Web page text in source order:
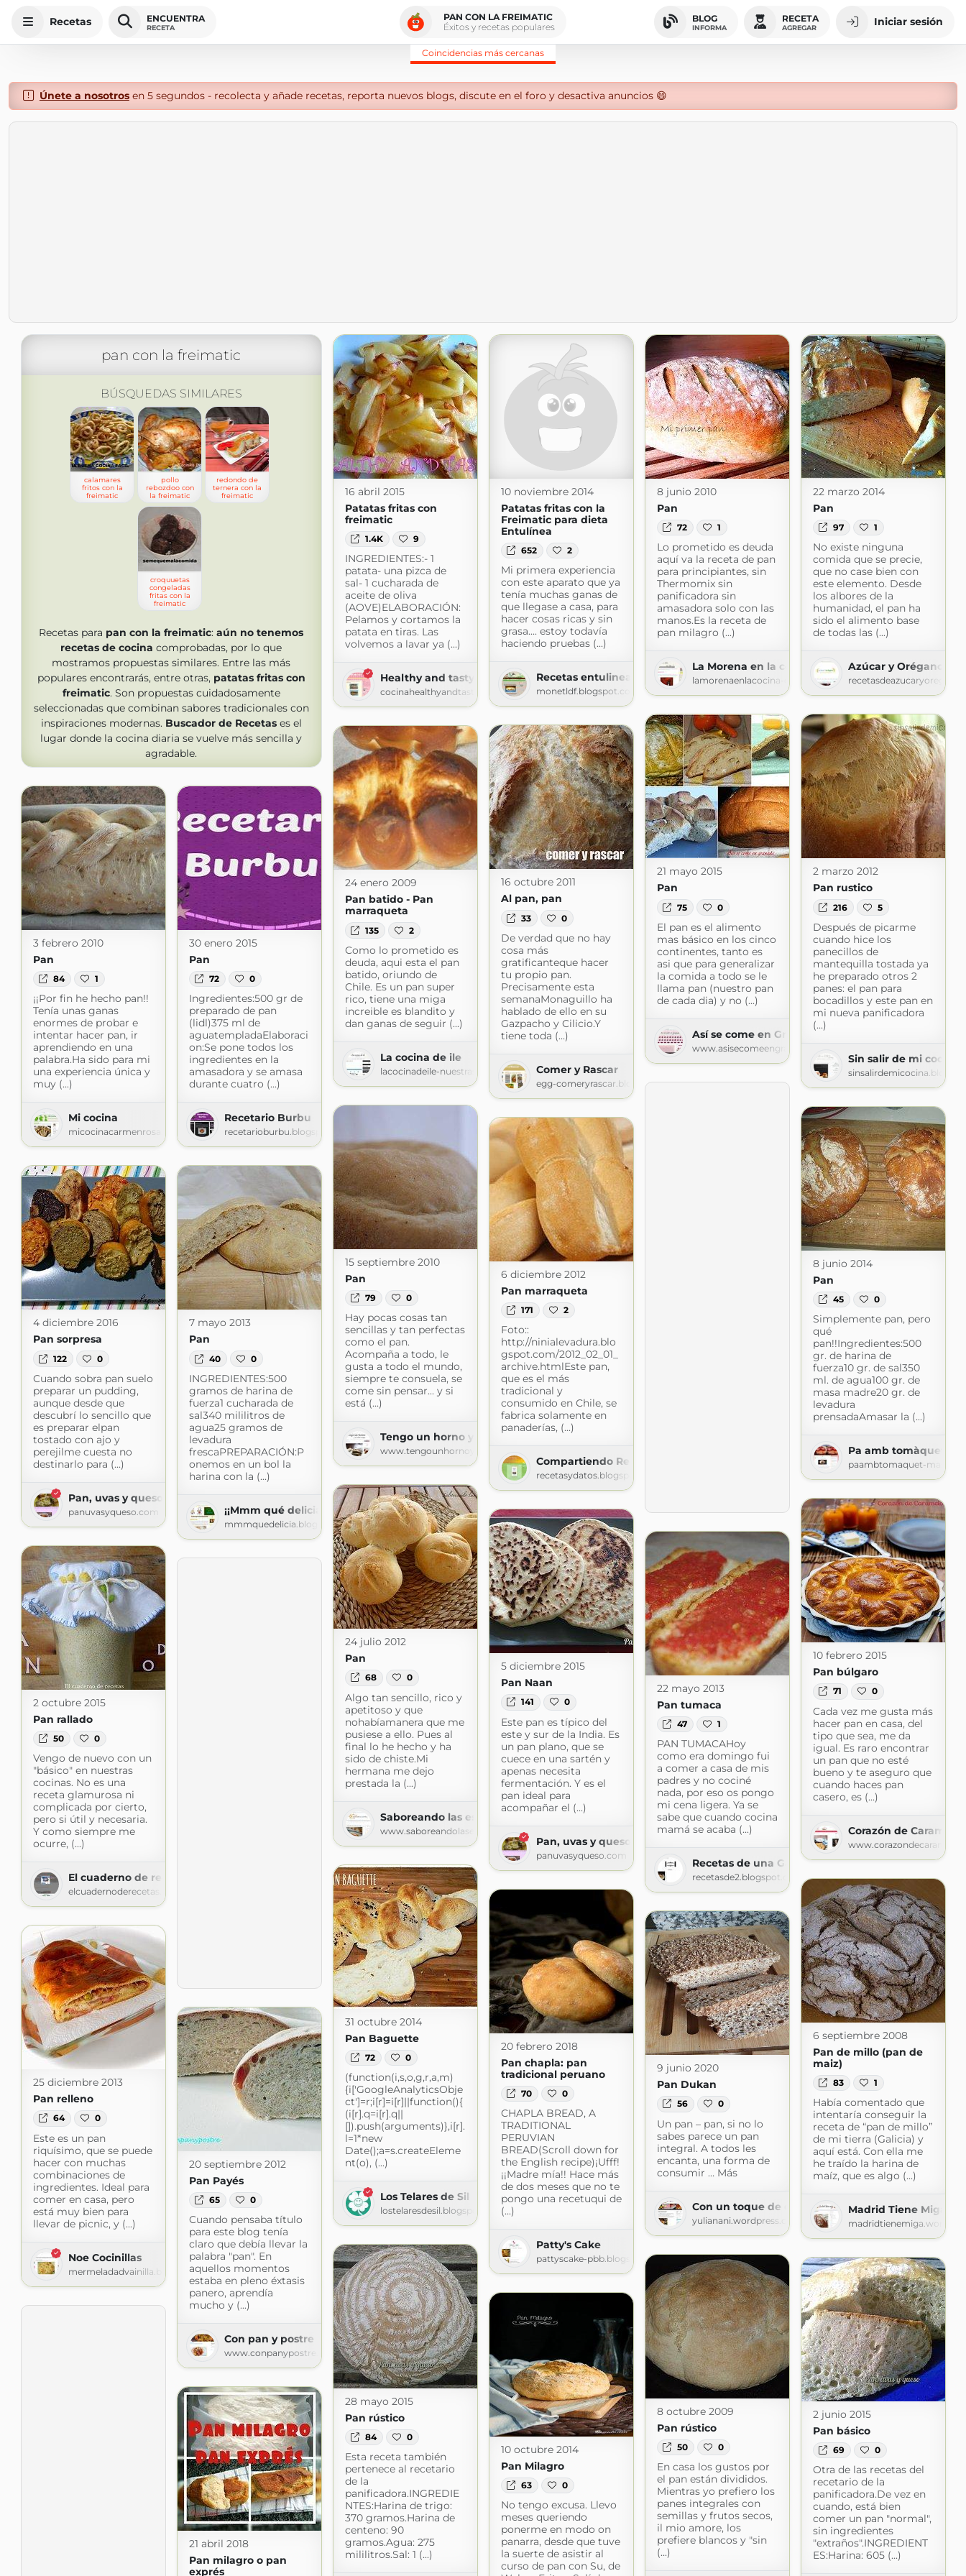
Recetas ENCUENTRA
RECETA
PAN CON LA FREIMATIC
Éxitos y recetas populares
BLOG
INFORMA
RECETA
AGREGAR Iniciar sesión
Coincidencias más cercanas
Únete a nosotrosen 5 segundos - recolecta y añade recetas, reporta nuevos blogs, discute en el foro y desactiva anuncios 😄
pan con la freimatic
BÚSQUEDAS SIMILARES
calamares
fritos con la
freimatic
pollo
rebozdoo con
la freimatic
redondo de
ternera con la
freimatic
croquuetas
congeladas
fritas con la
freimatic
Recetas para pan con la freimatic: aún no tenemos
recetas de cocina comprobadas, por lo que
mostramos propuestas similares. Entre las más
populares encontrarás, entre otras, patatas fritas con
freimatic. Son propuestas cuidadosamente
seleccionadas que combinan sabores tradicionales con
inspiraciones modernas. Buscador de Recetases el
lugar donde la cocina diaria se vuelve más sencilla y
agradable.
16 abril 2015
Patatas fritas con
freimatic
1.4K 9
INGREDIENTES:- 1
patata- una pizca de
sal- 1 cucharada de
aceite de oliva
(AOVE)ELABORACIÓN:
Pelamos y cortamos la
patata en tiras. Las
volvemos a lavar ya (...)
Healthy and tasty
cocinahealthyandtasty.blogspot.com
10 noviembre 2014
Patatas fritas con la
Freimatic para dieta
Entulínea
652 2
Mi primera experiencia
con este aparato que ya
tenía muchas ganas de
que llegase a casa, para
hacer cosas ricas y sin
grasa.... estoy todavía
haciendo pruebas (...)
Recetas entulinea de Monetldf
monetldf.blogspot.com
8 junio 2010
Pan
72 1
Lo prometido es deuda
aquí va la receta de pan
para principiantes, sin
Thermomix sin
panificadora sin
amasadora solo con las
manos.Es la receta de
pan milagro (...)
La Morena en la cocina ¡¡Que follón!!
lamorenaenlacocina-quefollon.blogspot.com
22 marzo 2014
Pan
97 1
No existe ninguna
comida que se precie,
que no case bien con
este elemento. Desde
los albores de la
humanidad, el pan ha
sido el alimento base
de todas las (...)
Azúcar y Orégano
21 mayo 2015
Pan
75 0
El pan es el alimento
mas básico en los cinco
continentes, tanto es
asi que para generalizar
la comida a todo se le
llama pan (nuestro pan
de cada dia) y no (...)
Así se come en Granada
www.asisecomeengranada.com
2 marzo 2012
Pan rustico
216 5
Después de picarme
cuando hice los
panecillos de
mantequilla tostada ya
he preparado otros 2
panes: el pan para
bocadillos y este pan en
mi nueva panificadora
(...)
Sin salir de mi cocina
16 octubre 2011
Al pan, pan
33 0
De verdad que no hay
cosa más
gratificanteque hacer
tu propio pan.
Precisamente esta
semanaMonaguillo ha
hablado de ello en su
Gazpacho y Cilicio.Y
tiene toda (...)
Comer y Rascar
egg-comeryrascar.blogspot.com
24 enero 2009
Pan batido - Pan
marraqueta
135 2
Como lo prometido es
deuda, aqui esta el pan
batido, oriundo de
Chile. Es un pan super
rico, tiene una miga
increible es blandito y
dan ganas de seguir (...)
La cocina de ile
lacocinadeile-nuestrasrecetas.blogspot.com
3 febrero 2010
Pan
84 1
¡¡Por fin he hecho pan!!
Tenía unas ganas
enormes de probar e
intentar hacer pan, ir
aprendiendo en una
palabra.Ha sido para mi
una experiencia única y
muy (...)
Mi cocina
micocinacarmenrosa.blogspot.com
30 enero 2015
Pan
72 0
Ingredientes:500 gr de
preparado de pan
(lidl)375 ml de
aguatempladaElaboraci
on:Se pone todos los
ingredientes en la
amasadora y se amasa
durante cuatro (...)
Recetario Burbu
recetarioburbu.blogspot.com
15 septiembre 2010
Pan
79 0
Hay pocas cosas tan
sencillas y tan perfectas
como el pan.
Acompaña a todo, le
gusta a todo el mundo,
siempre te consuela, se
come sin pensar... y si
está (...)
Tengo un horno y sé cómo usarlo | Recetas & fotos | Cocina paso a paso| Food | Spanish | Recipes
www.tengounhornoysecomousarlo.com
8 junio 2014
Pan
45 0
Simplemente pan, pero
qué
pan!!Ingredientes:500
gr. de harina de
fuerza10 gr. de sal350
ml. de agua100 gr. de
masa madre20 gr. de
levadura
prensadaAmasar la (...)
Pa amb tomàquet
paambtomaquet-
6 diciembre 2012
Pan marraqueta
171 2
Foto::
http://ninialevadura.blo
gspot.com/2012_02_01_
archive.htmlEste pan,
que es el más
tradicional y
consumido en Chile, se
fabrica solamente en
panaderías, (...)
Compartiendo Recetas
recetasydatos.blogspot.com
4 diciembre 2016
Pan sorpresa
122 0
Cuando sobra pan suelo
preparar un pudding,
aunque desde que
descubrí lo sencillo que
es preparar elpan
tostado con ajo y
perejilme cuesta no
destinarlo para (...)
Pan, uvas y queso saben a beso
panuvasyqueso.com
7 mayo 2013
Pan
40 0
INGREDIENTES:500
gramos de harina de
fuerza1 cucharada de
sal340 mililitros de
agua25 gramos de
levadura
frescaPREPARACIÓN:P
onemos en un bol la
harina con la (...)
¡¡Mmm qué delicia!!
mmmquedelicia.blogspot.com
24 julio 2012
Pan
68 0
Algo tan sencillo, rico y
apetitoso y que
nohabíamanera que me
pusiese a ello. Pues al
final lo he hecho y ha
sido de chiste.Mi
hermana me dejo
prestada la (...)
Saboreando las estrellas
www.saboreandolasestrellas.com
10 febrero 2015
Pan búlgaro
71 0
Cada vez me gusta más
hacer pan en casa, del
tipo que sea, me da
igual. Es raro encontrar
un pan que no esté
bueno y te aseguro que
cuando haces pan
casero, es (...)
Corazón de Caramelo
5 diciembre 2015
Pan Naan
141 0
Este pan es típico del
este y sur de la India. Es
un pan plano, que se
cuece en una sartén y
apenas necesita
fermentación. Y es el
pan ideal para
acompañar el (...)
Pan, uvas y queso saben a beso
panuvasyqueso.com
22 mayo 2013
Pan tumaca
47 1
PAN TUMACAHoy
como era domingo fui
a comer a casa de mis
padres y no cociné
nada, por eso os pongo
mi cena ligera. Ya se
sabe que cuando cocina
mamá se acaba (...)
Recetas de una Gatita Enamorada
recetasde2.blogspot.com
2 octubre 2015
Pan rallado
50 0
Vengo de nuevo con un
"básico" en nuestras
cocinas. No es una
receta glamurosa ni
complicada por cierto,
pero si útil y necesaria.
Y como siempre me
ocurre, (...)
El cuaderno de recetas
elcuadernoderecetas.blogspot.com
31 octubre 2014
Pan Baguette
72 0
(function(i,s,o,g,r,a,m)
{i['GoogleAnalyticsObje
ct']=r;i[r]=i[r]||function(){
(i[r].q=i[r].q||
[]).push(arguments)},i[r].
l=1*new
Date();a=s.createEleme
nt(o), (...)
Los Telares de Sil
lostelaresdesil.blogspot.com
6 septiembre 2008
Pan de millo (pan de
maiz)
83 1
Había comentado que
intentaría conseguir la
receta de “pan de millo”
de mi tierra (Galicia) y
aquí está. Con ella me
he traído la harina de
maíz, que es algo (...)
Madrid Tiene Miga
20 febrero 2018
Pan chapla: pan
tradicional peruano
70 0
CHAPLA BREAD, A
TRADITIONAL
PERUVIAN
BREAD(Scroll down for
the English recipe)¡Ufff!
¡¡Madre mía!! Hace más
de dos meses que no te
pongo una recetuqui de
(...)
Patty's Cake
pattyscake-pbb.blogspot.com
9 junio 2020
Pan Dukan
56 0
Un pan – pan, si no lo
sabes parece un pan
integral. A todos les
encanta, una forma de
consumir … Más
Con un toque de canela
yulianani.wordpress.com
25 diciembre 2013
Pan relleno
64 0
Este es un pan
riquísimo, que se puede
hacer con muchas
combinaciones de
ingredientes. Ideal para
comer en casa, pero
está muy bien para
llevar de picnic, y (...)
Noe Cocinillas
mermeladadvainilla.blogspot.com
20 septiembre 2012
Pan Payés
65 0
Cuando pensaba título
para este blog tenía
claro que debía llevar la
palabra "pan". En
aquellos momentos
estaba en pleno éxtasis
panero, aprendía
mucho y (...)
Con pan y postre
www.conpanypostre.com
28 mayo 2015
Pan rústico
84 0
Esta receta también
pertenece al recetario
de la
panificadora.INGREDIE
NTES:Harina de trigo:
370 gramos.Harina de
centeno: 90
gramos.Agua: 275
mililitros.Sal: 1 (...)
8 octubre 2009
Pan rústico
50 0
En casa los gustos por
el pan están divididos.
Mientras yo prefiero los
panes integrales con
semillas y frutos secos,
il mio amore, los
prefiere blancos y "sin
(...)
2 junio 2015
Pan básico
69 0
Otra de las recetas del
recetario de la
panificadora.De vez en
cuando, está bien
comer un pan "normal",
sin ingredientes
"extraños".INGREDIENT
ES:Harina: 605 (...)
10 octubre 2014
Pan Milagro
63 0
No tengo excusa. Llevo
meses queriendo
ponerme en modo on
panarra, desde que tuve
la suerte de asistir al
curso de pan con Su, de
21 abril 2018
Pan milagro o pan
exprés